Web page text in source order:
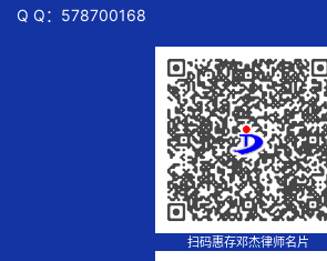
Q Q：578700168
扫码惠存邓杰律师名片